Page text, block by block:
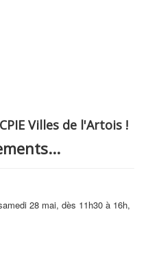
Villes de l'Artois !
28 mai, dès 11h30 à 16h,